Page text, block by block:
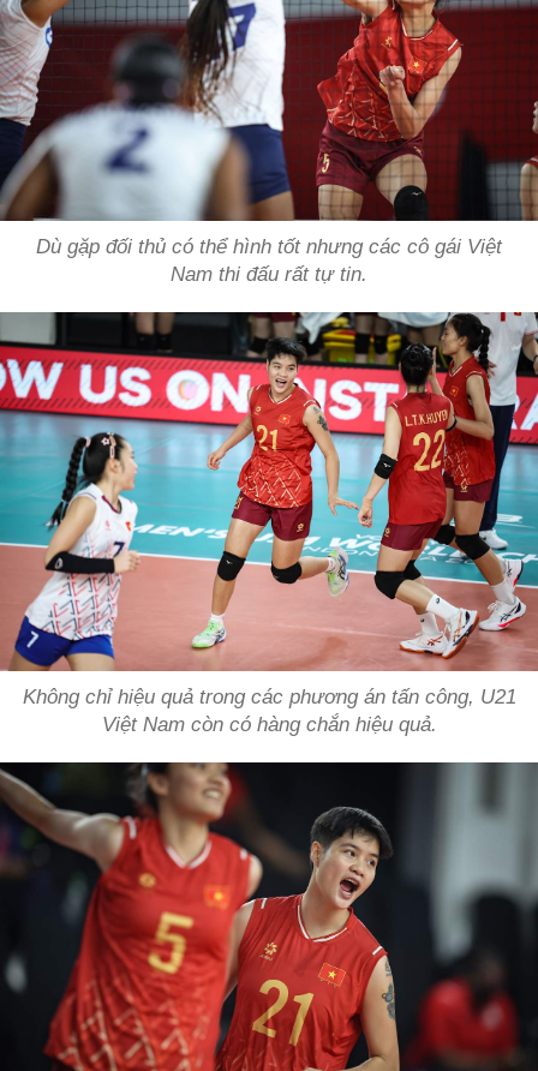
Dù gặp đối thủ có thể hình tốt nhưng các cô gái Việt
Nam thi đấu rất tự tin.
Không chỉ hiệu quả trong các phương án tấn công, U21
Việt Nam còn có hàng chắn hiệu quả.